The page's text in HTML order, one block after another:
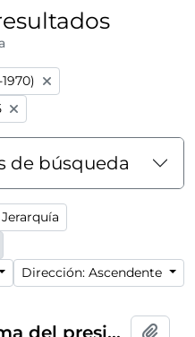
de búsqueda
Jerarquía
Dirección: Ascendente
Invitación y programa del presidente del Ateneo de Madrid al conferencia-concierto dentro del ciclo